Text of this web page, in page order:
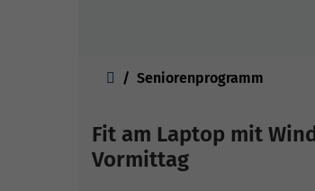
Seniorenprogramm
Fit am Laptop mit
Vormittag